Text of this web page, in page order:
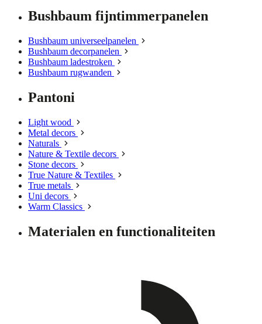
Bushbaum fijntimmerpanelen
Bushbaum universeelpanelen
Bushbaum decorpanelen
Bushbaum ladestroken
Bushbaum rugwanden
Pantoni
Light wood
Metal decors
Naturals
Nature & Textile decors
Stone decors
True Nature & Textiles
True metals
Uni decors
Warm Classics
Materialen en functionaliteiten